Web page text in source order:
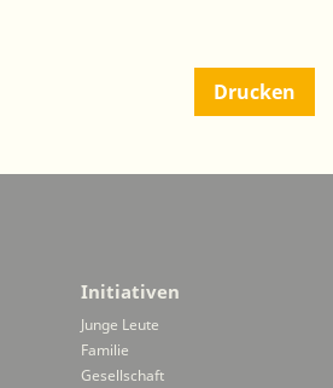
Drucken
Initiativen
Junge Leute
Familie
Gesellschaft